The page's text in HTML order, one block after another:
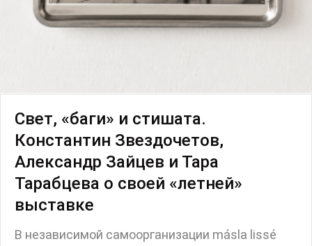
Свет, «баги» и стишата.
Константин Звездочетов,
Александр Зайцев и Тара
Тарабцева о своей «летней»
выставке
В независимой самоорганизации másla lissé